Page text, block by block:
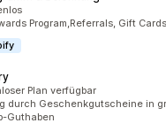
Program,Referrals, Gift
Plan verfügbar
durch Geschenkgutscheine in
Guthaben